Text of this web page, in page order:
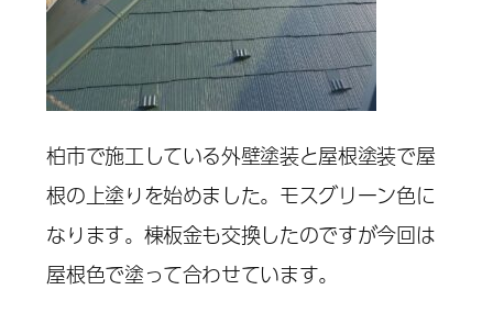
柏市で施工している外壁塗装と屋根塗装で屋
根の上塗りを始めました。モスグリーン色に
なります。棟板金も交換したのですが今回は
屋根色で塗って合わせています。